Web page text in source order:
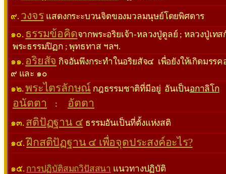
๙. วงจร แสดงกระะบวนจิตของมวลมนุษย์โดยพิศดาร
๑๐. ธรรมข้อคิดจากพระอริยเจ้า-หลวงปู่ดูลย์ ; หลวงปู่เท
พระธรรมปิฏก ; พุทธทาส ฯลฯ.
๑๑. อริยสัจ กิจอันพึงกระทําในอริยสัจ๔ เพื่อยังให้เกิดมรรค
๙ และ ๑๐
๑๒.พระไตรลักษณ์ กฎธรรมชาติที่มีอยู่ อันเป็นอกาลิโก
อนัตตา : อัตตา
๑๓. สติปัฏฐาน ๔ ธรรมอันเป็นที่ตั้งแห่งสติ
๑๔. ฝึกสติปัฏฐาน ๔ เพื่อจุดประสงค์อะไร?
๑๕. การปฏิบัติสมถวิปัสสนา แนวทางปฏิบัติ